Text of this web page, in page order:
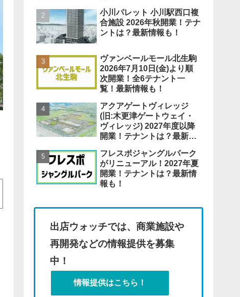
小川パレット 小川駅西口複
合施設 2026年秋開業！テナ
ントは？最新情報も！
ヴァンベールモール北生駒
2026年7月10日(金)より順
次開業！全6テナント一
覧！最新情報も！
アクアゲートヴィレッジ
(旧:木更津ゲートウェイ・
ヴィレッジ) 2027年度以降
開業！テナントは？最新情
フレスポジャングルパーク
がリニューアル！2027年夏
開業！テナントは？最新情
報も！
出店ウォッチでは、商業施設や
再開発などの情報提供を募集
中！
情報提供はこちら！